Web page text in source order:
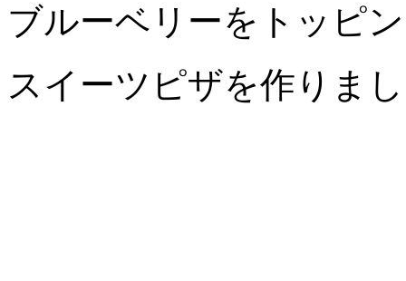
ブルーベリーをトッピ
スイーツピザを作りま